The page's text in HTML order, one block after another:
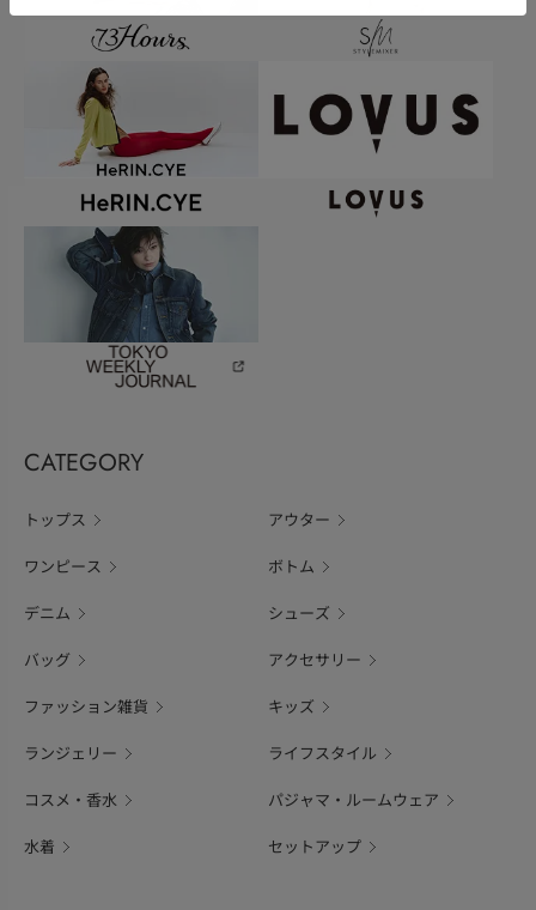
CATEGORY
トップス アウター
ワンピース ボトム
デニム シューズ
バッグ アクセサリー
ファッション雑貨 キッズ
ランジェリー ライフスタイル
コスメ・香水 パジャマ・ルームウェア
水着 セットアップ